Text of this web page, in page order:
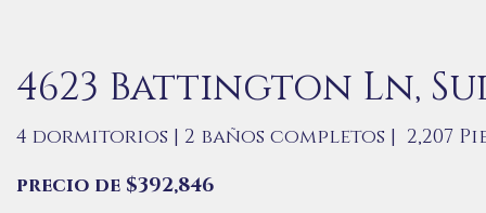
4623 Battington Ln,
4 dormitorios | 2 baños completos | 2,207
precio de $392,846